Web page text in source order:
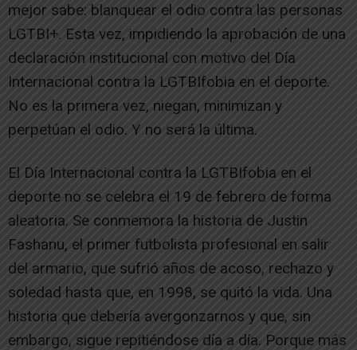
mejor sabe: blanquear el odio contra las personas
LGTBI+. Esta vez, impidiendo la aprobación de una
declaración institucional con motivo del Día
Internacional contra la LGTBIfobia en el deporte.
No es la primera vez, niegan, minimizan y
perpetúan el odio. Y no será la última.
El Día Internacional contra la LGTBIfobia en el
deporte no se celebra el 19 de febrero de forma
aleatoria. Se conmemora la historia de Justin
Fashanu, el primer futbolista profesional en salir
del armario, que sufrió años de acoso, rechazo y
soledad hasta que, en 1998, se quitó la vida. Una
historia que debería avergonzarnos y que, sin
embargo, sigue repitiéndose día a día. Porque más